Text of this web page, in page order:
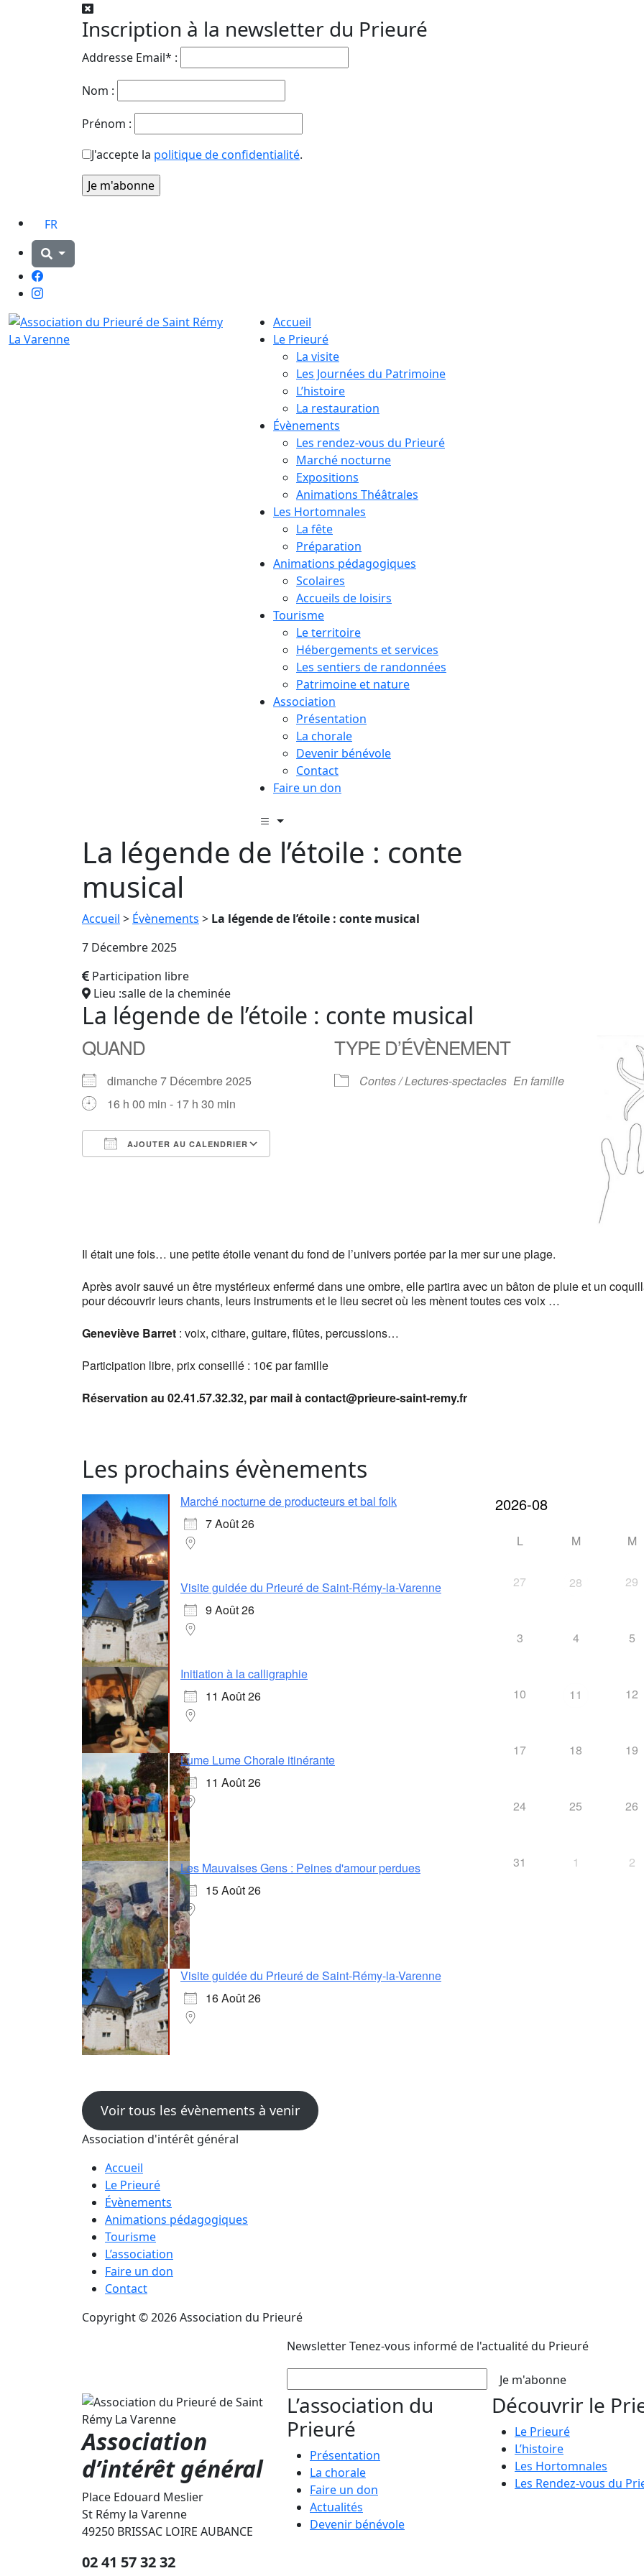
Inscription à la newsletter du Prieuré
Addresse Email* :
Nom :
Prénom :
J'accepte la politique de confidentialité.
FR
Facebook
Instagram
Accueil
Le Prieuré
La visite
Les Journées du Patrimoine
L’histoire
La restauration
Évènements
Les rendez-vous du Prieuré
Marché nocturne
Expositions
Animations Théâtrales
Les Hortomnales
La fête
Préparation
Animations pédagogiques
Scolaires
Accueils de loisirs
Tourisme
Le territoire
Hébergements et services
Les sentiers de randonnées
Patrimoine et nature
Association
Présentation
La chorale
Devenir bénévole
Contact
Faire un don
La légende de l’étoile : conte
musical
Accueil > Évènements > La légende de l’étoile : conte musical
7 Décembre 2025
Participation libre
Lieu :salle de la cheminée
La légende de l’étoile : conte musical
QUAND
dimanche 7 Décembre 2025
16 h 00 min - 17 h 30 min
AJOUTER AU CALENDRIER
TYPE D’ÉVÈNEMENT
Contes / Lectures-spectacles En famille
Il était une fois… une petite étoile venant du fond de l’univers portée par la mer sur une plage.
Après avoir sauvé un être mystérieux enfermé dans une ombre, elle partira avec un bâton de pluie et un
pour découvrir leurs chants, leurs instruments et le lieu secret où les mènent toutes ces voix …
Geneviève Barret : voix, cithare, guitare, flûtes, percussions…
Participation libre, prix conseillé : 10€ par famille
Réservation au 02.41.57.32.32, par mail à contact@prieure-saint-remy.fr
Les prochains évènements
Marché nocturne de producteurs et bal folk
7 Août 26
Visite guidée du Prieuré de Saint-Rémy-la-Varenne
9 Août 26
Initiation à la calligraphie
11 Août 26
Lume Lume Chorale itinérante
11 Août 26
Les Mauvaises Gens : Peines d'amour perdues
15 Août 26
Visite guidée du Prieuré de Saint-Rémy-la-Varenne
16 Août 26
Voir tous les évènements à venir
L M M
27 28 29
3 4 5
10 11 12
17 18 19
24 25 26
31 1 2
Association d'intérêt général
Accueil
Le Prieuré
Évènements
Animations pédagogiques
Tourisme
L’association
Faire un don
Contact
Copyright © 2026 Association du Prieuré
NewsletterTenez-vous informé de l'actualité du Prieuré
Je m'abonne
Association
d’intérêt général
Place Edouard Meslier
St Rémy la Varenne
49250 BRISSAC LOIRE AUBANCE
02 41 57 32 32
L’association du
Prieuré
Présentation
La chorale
Faire un don
Actualités
Devenir bénévole
Découvrir le
Le Prieuré
L’histoire
Les Hortomnales
Les Rendez-vous du